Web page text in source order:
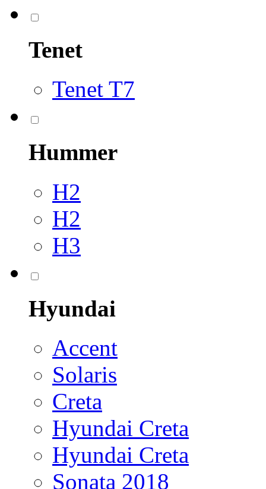
Tenet
Tenet T7
Hummer
H2
H2
H3
Hyundai
Accent
Solaris
Creta
Hyundai Creta
Hyundai Creta
Sonata 2018